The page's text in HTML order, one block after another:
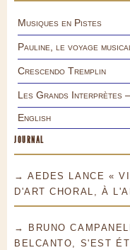
Musiques en Pistes
Pauline, le voyage
Crescendo Tremplin
Les Grands Interprètes
English
JOURNAL
→ AEDES LANCE «
D'ART CHORAL, À
→ BRUNO
BELCANTO, S'EST